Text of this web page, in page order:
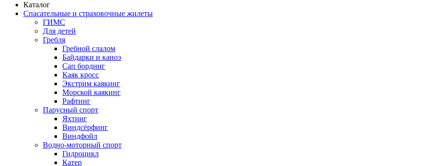
Каталог
Спасательные и страховочные жилеты
ГИМС
Для детей
Гребля
Гребной слалом
Байдарки и каноэ
Сап бординг
Каяк кросс
Экстрим каякинг
Морской каякинг
Рафтинг
Парусный спорт
Яхтинг
Виндсёрфинг
Виндфойл
Водно-моторный спорт
Гидроцикл
Катер